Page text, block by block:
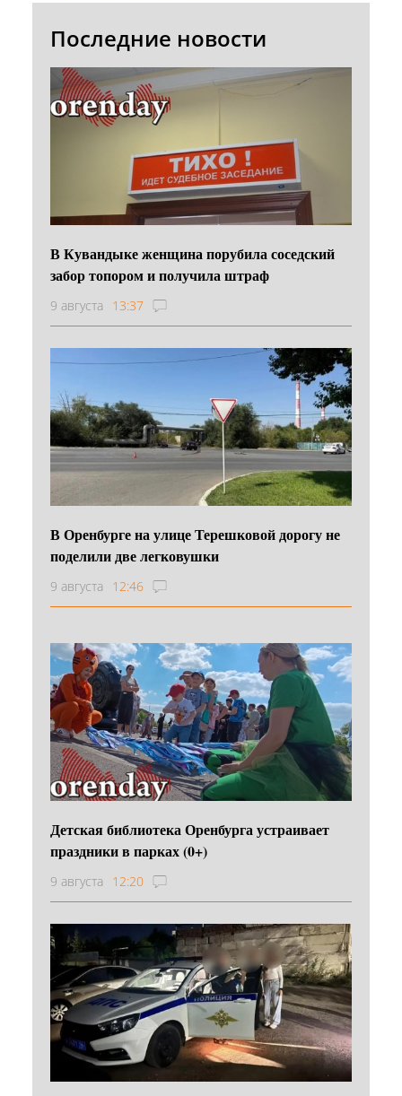
Последние новости
В Кувандыке женщина порубила соседский
забор топором и получила штраф
9 августа 13:37
В Оренбурге на улице Терешковой дорогу не
поделили две легковушки
9 августа 12:46
Детская библиотека Оренбурга устраивает
праздники в парках (0+)
9 августа 12:20